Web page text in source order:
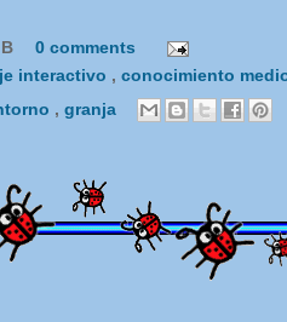
0 comments
interactivo , conocimiento
, granja